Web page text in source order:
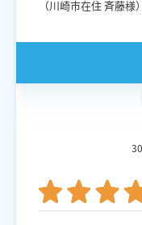
（川崎市在住 斉藤様）